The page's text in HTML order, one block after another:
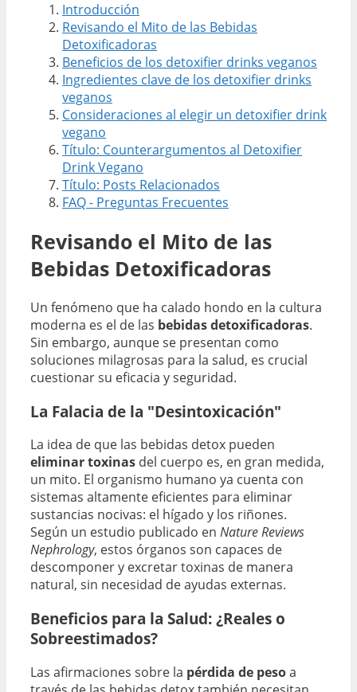
Introducción
Revisando el Mito de las Bebidas
Detoxificadoras
Beneficios de los detoxifier drinks veganos
Ingredientes clave de los detoxifier drinks
veganos
Consideraciones al elegir un detoxifier drink
vegano
Título: Counterargumentos al Detoxifier
Drink Vegano
Título: Posts Relacionados
FAQ - Preguntas Frecuentes
Revisando el Mito de las
Bebidas Detoxificadoras
Un fenómeno que ha calado hondo en la cultura
moderna es el de las bebidas detoxificadoras.
Sin embargo, aunque se presentan como
soluciones milagrosas para la salud, es crucial
cuestionar su eficacia y seguridad.
La Falacia de la "Desintoxicación"
La idea de que las bebidas detox pueden
eliminar toxinas del cuerpo es, en gran medida,
un mito. El organismo humano ya cuenta con
sistemas altamente eficientes para eliminar
sustancias nocivas: el hígado y los riñones.
Según un estudio publicado en Nature Reviews
Nephrology, estos órganos son capaces de
descomponer y excretar toxinas de manera
natural, sin necesidad de ayudas externas.
Beneficios para la Salud: ¿Reales o
Sobreestimados?
Las afirmaciones sobre la pérdida de pesoa